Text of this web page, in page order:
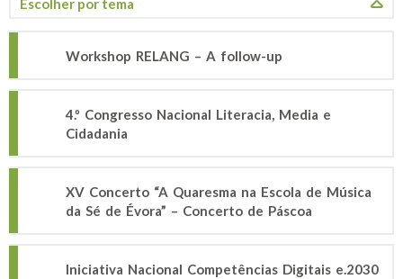
Workshop RELANG – A follow-up
4.º Congresso Nacional Literacia, Media e
Cidadania
XV Concerto “A Quaresma na Escola de Música
da Sé de Évora” – Concerto de Páscoa
Iniciativa Nacional Competências Digitais e.2030